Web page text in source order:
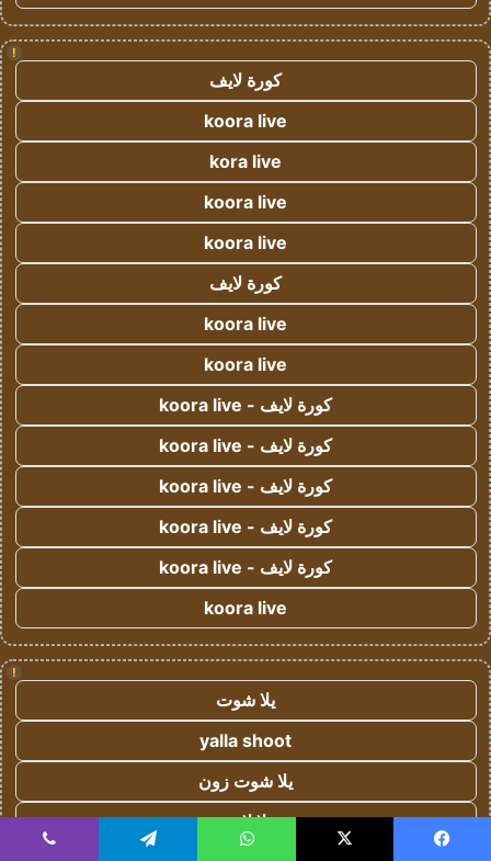
!
كورة لايف
koora live
kora live
koora live
koora live
كورة لايف
koora live
koora live
كورة لايف - koora live
كورة لايف - koora live
كورة لايف - koora live
كورة لايف - koora live
كورة لايف - koora live
koora live
!
يلا شوت
yalla shoot
يلا شوت زون
يلا لايف